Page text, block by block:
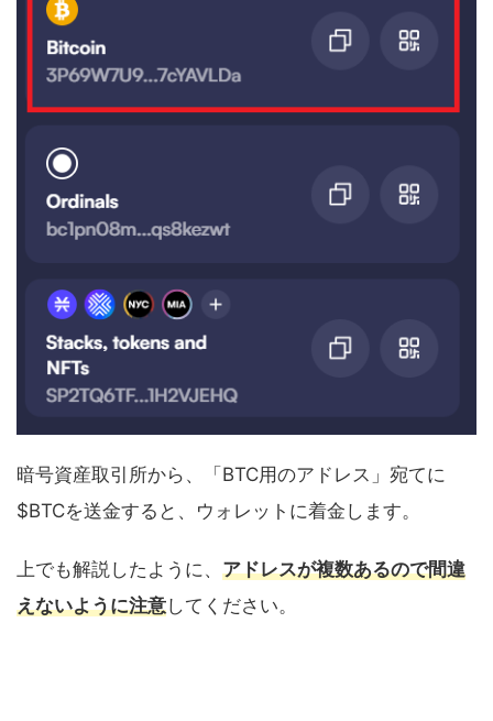
暗号資産取引所から、「BTC用のアドレス」宛てに
$BTCを送金すると、ウォレットに着金します。
上でも解説したように、 アドレスが複数あるので間違
えないように注意してください。